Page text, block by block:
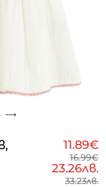
11.89€
16.99€
23.26лв.
33.23лв.